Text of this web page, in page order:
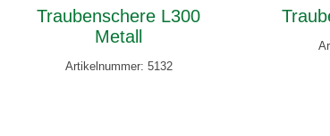
Traubenschere L300
Metall
Artikelnummer: 5132